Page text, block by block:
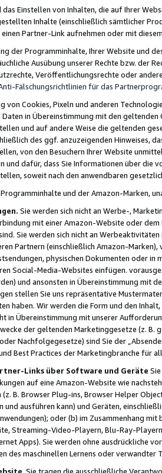
Einstellen von Inhalten, die auf Ihrer
Inhalte (einschließlich sämtlicher
Partner-Link aufnehmen oder mit
der Programminhalte, Ihrer Website und
Ausübung unserer Rechte bzw. der
Veröffentlichungsrechte oder
Fälschungsrichtlinien für das
von Cookies, Pixeln und anderen
Daten in Übereinstimmung mit den
und auf andere Weise die geltenden
des ggf. anzuzeigenden Hinweises,
von den Besuchern Ihrer Website
und dafür, dass Sie Informationen über die
soweit nach den anwendbaren
und der Amazon-Marken,
Sie werden sich nicht an Werbe-,
mit einer Amazon-Website oder
Sie werden sich nicht an
Partnern (einschließlich Amazon-
physischen Dokumenten oder in
Social-Media-Websites einfügen.
und ansonsten in Übereinstimmung mit
stellen Sie uns repräsentative
haben. Wir werden die Form und den
in Übereinstimmung mit unserer
der geltenden Marketinggesetze (z. B.
Nachfolgegesetze) sind Sie der
Best Practices der Marketingbranche für
Links über Software und Geräte
auf eine Amazon-Website wie
B. Browser Plug-ins, Browser Helper
und ausführen kann) und Geräten,
oder (b) im Zusammenhang
Streaming-Video-Playern, Blu-Ray-
Apps). Sie werden ohne ausdrückliche
des maschinellen Lernens oder
. Sie tragen die ausschließliche